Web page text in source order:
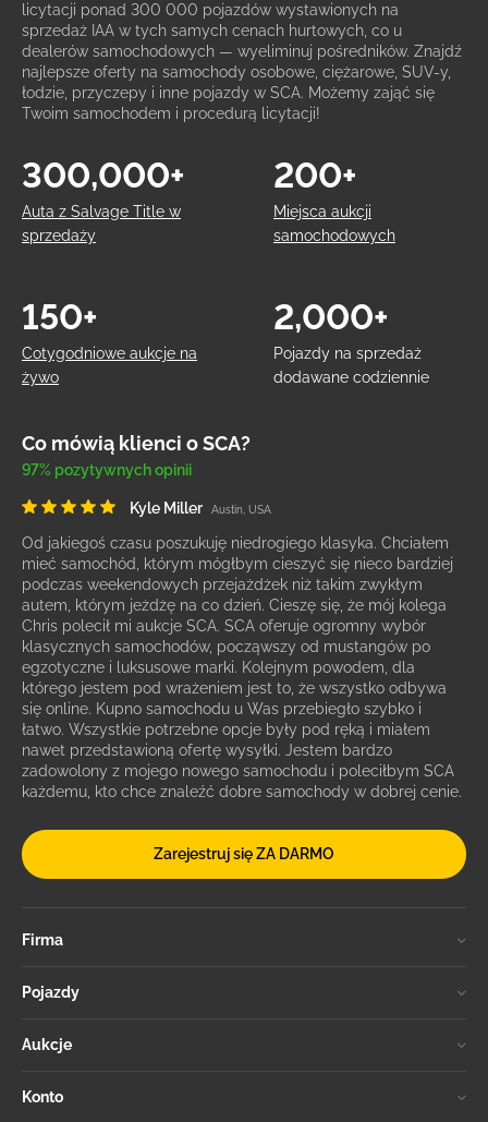
licytacji ponad 300 000 pojazdów wystawionych na
sprzedaż IAA w tych samych cenach hurtowych, co u
dealerów samochodowych — wyeliminuj pośredników. Znajdź
najlepsze oferty na samochody osobowe, ciężarowe, SUV-y,
łodzie, przyczepy i inne pojazdy w SCA. Możemy zająć się
Twoim samochodem i procedurą licytacji!
Auta z Salvage Title w
sprzedaży
300,000+
Miejsca aukcji
samochodowych
200+
Cotygodniowe aukcje na
żywo
150+
Pojazdy na sprzedaż
dodawane codziennie
2,000+
Co mówią klienci o SCA?
97% pozytywnych opinii
Kyle Miller Austin, USA
Od jakiegoś czasu poszukuję niedrogiego klasyka. Chciałem
mieć samochód, którym mógłbym cieszyć się nieco bardziej
podczas weekendowych przejażdżek niż takim zwykłym
autem, którym jeżdżę na co dzień. Cieszę się, że mój kolega
Chris polecił mi aukcje SCA. SCA oferuje ogromny wybór
klasycznych samochodów, począwszy od mustangów po
egzotyczne i luksusowe marki. Kolejnym powodem, dla
którego jestem pod wrażeniem jest to, że wszystko odbywa
się online. Kupno samochodu u Was przebiegło szybko i
łatwo. Wszystkie potrzebne opcje były pod ręką i miałem
nawet przedstawioną ofertę wysyłki. Jestem bardzo
zadowolony z mojego nowego samochodu i poleciłbym SCA
każdemu, kto chce znaleźć dobre samochody w dobrej cenie.
Zarejestruj się ZA DARMO
Firma
Pojazdy
Aukcje
Konto